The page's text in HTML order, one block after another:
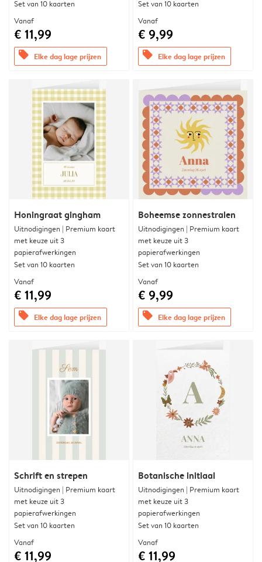
Set van 10 kaarten
Vanaf
€ 11,99
offers Elke dag lage prijzen
Set van 10 kaarten
Vanaf
€ 9,99
offers Elke dag lage prijzen
Honingraat gingham
Uitnodigingen | Premium kaart
met keuze uit 3
papierafwerkingen
Set van 10 kaarten
Vanaf
€ 11,99
offers Elke dag lage prijzen
Boheemse zonnestralen
Uitnodigingen | Premium kaart
met keuze uit 3
papierafwerkingen
Set van 10 kaarten
Vanaf
€ 9,99
offers Elke dag lage prijzen
Schrift en strepen
Uitnodigingen | Premium kaart
met keuze uit 3
papierafwerkingen
Set van 10 kaarten
Vanaf
€ 11,99
Botanische initiaal
Uitnodigingen | Premium kaart
met keuze uit 3
papierafwerkingen
Set van 10 kaarten
Vanaf
€ 11,99